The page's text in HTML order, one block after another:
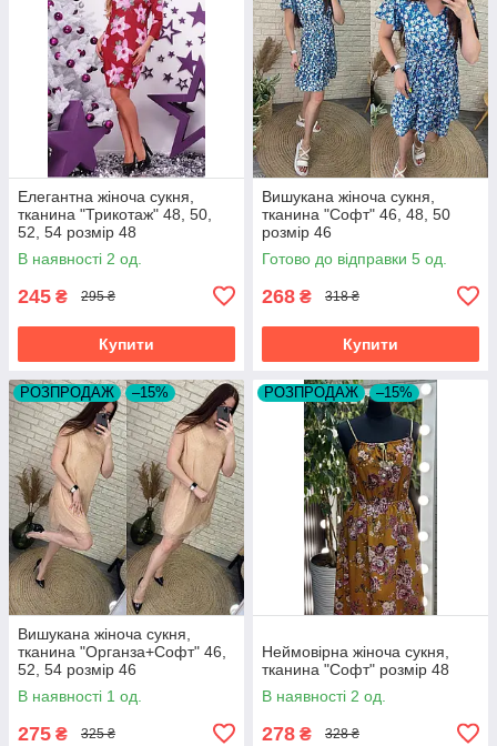
Елегантна жіноча сукня,
тканина "Трикотаж" 48, 50,
52, 54 розмір 48
В наявності 2 од.
245 ₴ 295 ₴
Купити
Вишукана жіноча сукня,
тканина "Софт" 46, 48, 50
розмір 46
Готово до відправки 5 од.
268 ₴ 318 ₴
Купити
РОЗПРОДАЖ –15%
Вишукана жіноча сукня,
тканина "Органза+Софт" 46,
52, 54 розмір 46
В наявності 1 од.
275 ₴ 325 ₴
РОЗПРОДАЖ –15%
Неймовірна жіноча сукня,
тканина "Софт" розмір 48
В наявності 2 од.
278 ₴ 328 ₴